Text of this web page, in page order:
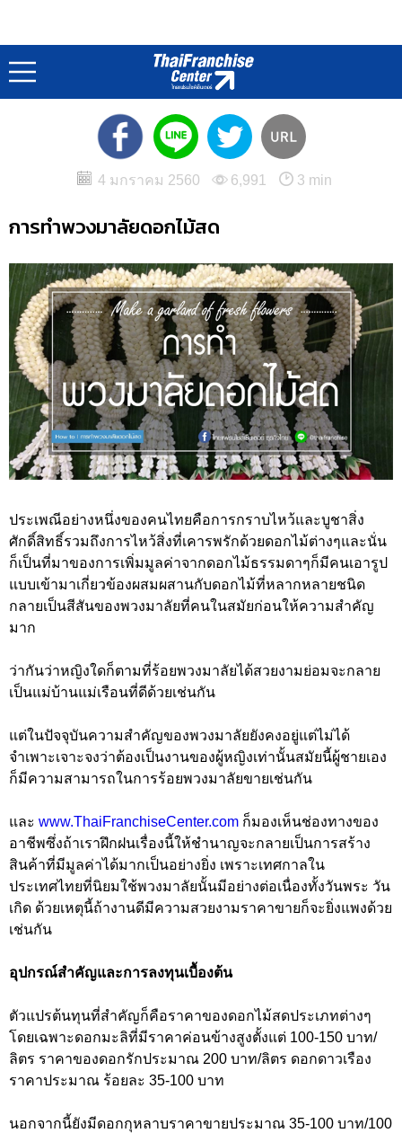
บทความน่าสนใจ : Business Article
หน้าแรก
บทความสร้างอาชีพ
4 มกราคม 2560 6,991 3 min
การทำพวงมาลัยดอกไม้สด
ประเพณีอย่างหนึ่งของคนไทยคือการกราบไหว้และบูชาสิ่ง
ศักดิ์สิทธิ์รวมถึงการไหว้สิ่งที่เคารพรักด้วยดอกไม้ต่างๆและนั่น
ก็เป็นที่มาของการเพิ่มมูลค่าจากดอกไม้ธรรมดาๆก็มีคนเอารูป
แบบเข้ามาเกี่ยวข้องผสมผสานกับดอกไม้ที่หลากหลายชนิด
กลายเป็นสีสันของพวงมาลัยที่คนในสมัยก่อนให้ความสำคัญ
มาก
ว่ากันว่าหญิงใดก็ตามที่ร้อยพวงมาลัยได้สวยงามย่อมจะกลาย
เป็นแม่บ้านแม่เรือนที่ดีด้วยเช่นกัน
แต่ในปัจจุบันความสำคัญของพวงมาลัยยังคงอยู่แต่ไม่ได้
จำเพาะเจาะจงว่าต้องเป็นงานของผู้หญิงเท่านั้นสมัยนี้ผู้ชายเอง
ก็มีความสามารถในการร้อยพวงมาลัยขายเช่นกัน
และ www.ThaiFranchiseCenter.com ก็มองเห็นช่องทางของ
อาชีพซึ่งถ้าเราฝึกฝนเรื่องนี้ให้ชำนาญจะกลายเป็นการสร้าง
สินค้าที่มีมูลค่าได้มากเป็นอย่างยิ่ง เพราะเทศกาลใน
ประเทศไทยที่นิยมใช้พวงมาลัยนั้นมีอย่างต่อเนื่องทั้งวันพระ วัน
เกิด ด้วยเหตุนี้ถ้างานดีมีความสวยงามราคาขายก็จะยิ่งแพงด้วย
เช่นกัน
อุปกรณ์สำคัญและการลงทุนเบื้องต้น
ตัวแปรต้นทุนที่สำคัญก็คือราคาของดอกไม้สดประเภทต่างๆ
โดยเฉพาะดอกมะลิที่มีราคาค่อนข้างสูงตั้งแต่ 100-150 บาท/
ลิตร ราคาของดอกรักประมาณ 200 บาท/ลิตร ดอกดาวเรือง
ราคาประมาณ ร้อยละ 35-100 บาท
นอกจากนี้ยังมีดอกกุหลาบราคาขายประมาณ 35-100 บาท/100